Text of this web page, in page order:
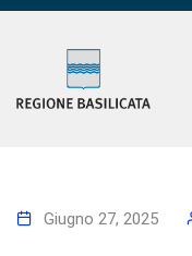
Giugno 27, 2025